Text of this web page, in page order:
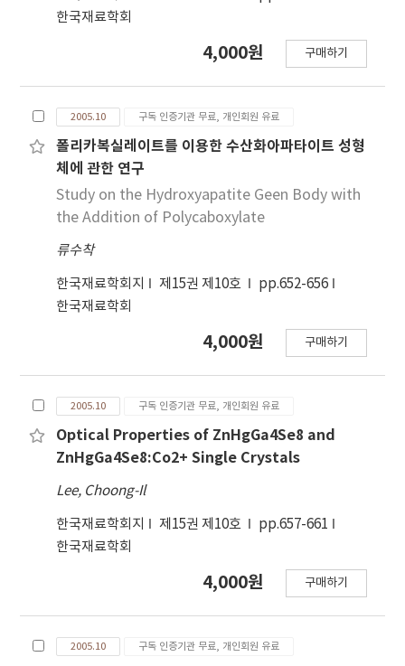
한국재료학회
4,000원 구매하기
2005.10 구독 인증기관 무료, 개인회원 유료
폴리카복실레이트를 이용한 수산화아파타이트 성형
체에 관한 연구
Study on the Hydroxyapatite Geen Body with
the Addition of Polycaboxylate
류수착
한국재료학회지 제15권 제10호
pp.652-656
한국재료학회
4,000원 구매하기
2005.10 구독 인증기관 무료, 개인회원 유료
Optical Properties of ZnHgGa4Se8 and
ZnHgGa4Se8:Co2+ Single Crystals
Lee, Choong-Il
한국재료학회지 제15권 제10호
pp.657-661
한국재료학회
4,000원 구매하기
2005.10 구독 인증기관 무료, 개인회원 유료